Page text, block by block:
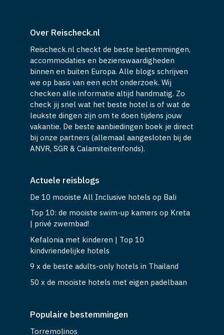
Over Reischeck.nl
Reischeck.nl checkt de beste bestemmingen,
accommodaties en bezienswaardigheden
binnen en buiten Europa. Alle blogs schrijven
we op basis van een echt onderzoek. Wij
checken alle informatie altijd handmatig. Zo
check jij snel wat het beste hotel is of wat de
leukste dingen zijn om te doen tijdens jouw
vakantie. De beste aanbiedingen boek je direct
bij onze partners (allemaal aangesloten bij de
ANVR, SGR & Calamiteitenfonds).
Actuele reisblogs
De 10 mooiste All Inclusive hotels op Bali
Top 10: de mooiste swim-up kamers op Kreta
| privé zwembad!
Kefalonia met kinderen | Top 10
kindvriendelijke hotels
9 x de beste adults-only hotels in Thailand
50 x de mooiste hotels met eigen padelbaan
Populaire bestemmingen
Torremolinos